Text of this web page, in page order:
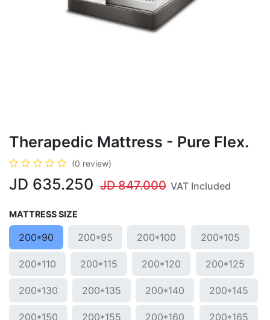
Therapedic Mattress - Pure Flex.
(0 review)
JD 635.250 JD847.000 VAT Included
MATTRESS SIZE
200*90 200*95 200*100 200*105
200*110 200*115 200*120 200*125
200*130 200*135 200*140 200*145
200*150 200*155 200*160 200*165